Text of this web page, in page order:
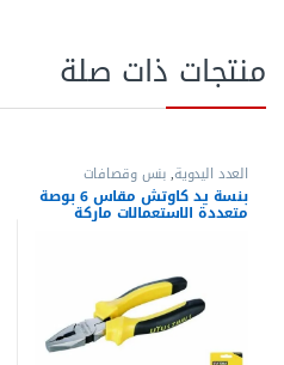
منتجات ذات صلة
العدد اليدوية,بنس وقصافات
بنسة يد كاوتش مقاس 6 بوصة
متعددة الاستعمالات ماركة